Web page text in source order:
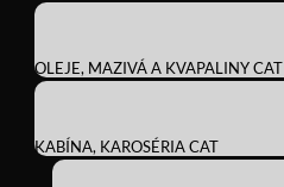
OLEJE, MAZIVÁ A KVAPALINY CAT
KABÍNA, KAROSÉRIA CAT